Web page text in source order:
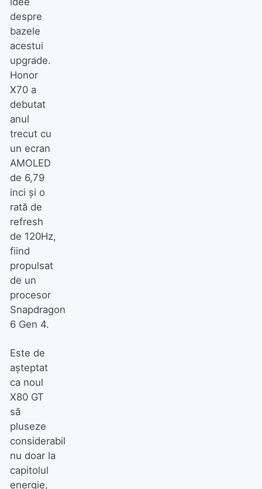
despre
bazele
acestui
upgrade.
Honor
X70 a
debutat
anul
trecut cu
un ecran
AMOLED
de 6,79
inci și o
rată de
refresh
de 120Hz,
fiind
propulsat
de un
procesor
Snapdragon
6 Gen 4.
Este de
așteptat
ca noul
X80 GT
să
pluseze
considerabil
nu doar la
capitolul
energie,